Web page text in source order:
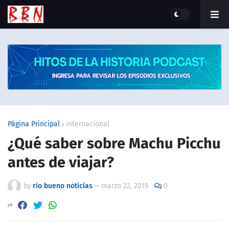
Página Principal internacional
¿Qué saber sobre Machu Picchu
antes de viajar?
by rio bueno noticias— marzo 22, 2019 0